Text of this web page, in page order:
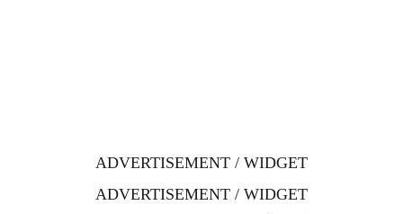
ADVERTISEMENT / WIDGET
ADVERTISEMENT / WIDGET